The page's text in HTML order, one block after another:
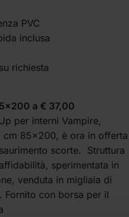
PVC
inclusa
richiesta
a € 37,00
per interni Vampire,
cm 85×200, è ora in offerta
scorte. Struttura
sperimentata in
venduta in migliaia di
Fornito con borsa per il